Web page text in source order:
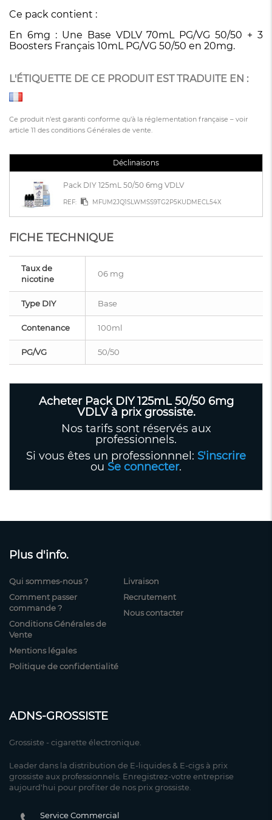
Ce pack contient :
En 6mg : Une Base VDLV 70mL PG/VG 50/50 + 3
Boosters Français 10mL PG/VG 50/50 en 20mg.
L'ÉTIQUETTE DE CE PRODUIT EST TRADUITE EN :
Ce produit n’est garanti conforme qu’à la réglementation française – voir
article 11 des conditions Générales de vente.
Déclinaisons
Pack DIY 125mL 50/50 6mg VDLV
REF: MFUM2JQ1SLWMSS9TG2P5KUDMECL54X
FICHE TECHNIQUE
Taux de
nicotine
06 mg
Type DIY Base
Contenance 100ml
PG/VG 50/50
Acheter Pack DIY 125mL 50/50 6mg
VDLV à prix grossiste.
Nos tarifs sont réservés aux
professionnels.
Si vous êtes un professionnnel: S'inscrire
ou Se connecter.
Plus d'info.
Qui sommes-nous ?
Comment passer
commande ?
Conditions Générales de
Vente
Mentions légales
Politique de confidentialité
Livraison
Recrutement
Nous contacter
ADNS-GROSSISTE
Grossiste - cigarette électronique.
Leader dans la distribution de E-liquides & E-cigs à prix
grossiste aux professionnels. Enregistrez-votre entreprise
aujourd'hui pour profiter de nos prix grossiste.
Service Commercial